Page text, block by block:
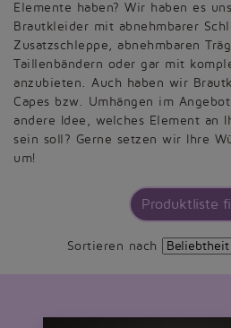
Elemente haben? Wir haben es
Brautkleider mit abnehmbarer
Zusatzschleppe, abnehmbaren
Taillenbändern oder gar mit
anzubieten. Auch haben wir
Capes bzw. Umhängen im
andere Idee, welches Element an
sein soll? Gerne setzen wir Ihre
um!
Produktliste
Sortieren nach